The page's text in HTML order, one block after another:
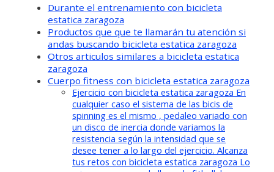
Durante el entrenamiento con bicicleta
estatica zaragoza
Productos que que te llamarán tu atención si
andas buscando bicicleta estatica zaragoza
Otros articulos similares a bicicleta estatica
zaragoza
Cuerpo fitness con bicicleta estatica zaragoza
Ejercicio con bicicleta estatica zaragoza En
cualquier caso el sistema de las bicis de
spinning es el mismo , pedaleo variado con
un disco de inercia donde variamos la
resistencia según la intensidad que se
desee tener a lo largo del ejercicio. Alcanza
tus retos con bicicleta estatica zaragoza Lo